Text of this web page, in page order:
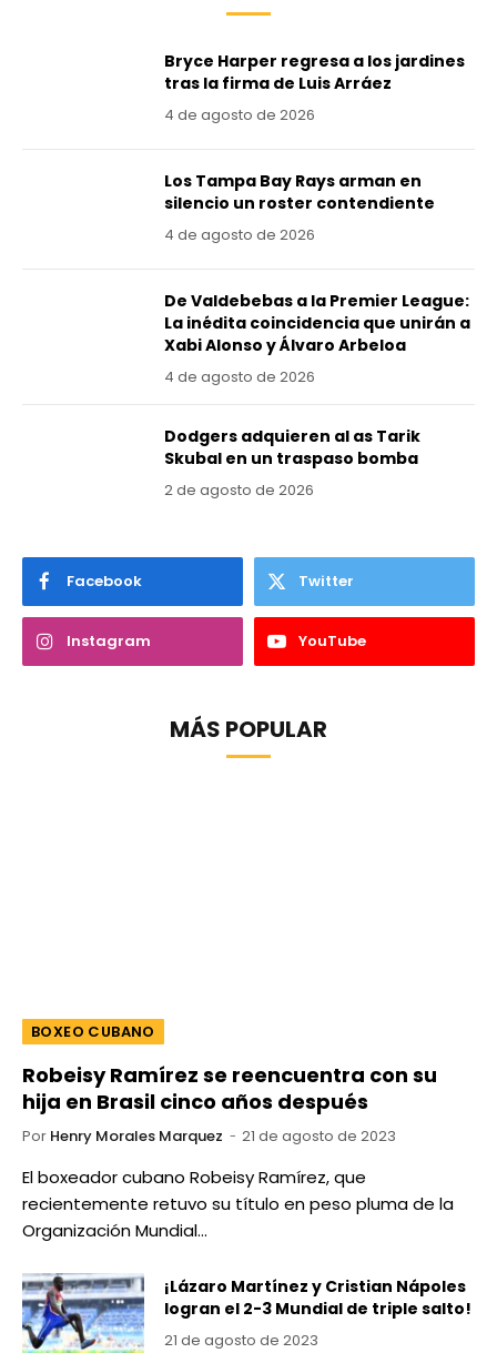
Bryce Harper regresa a los jardines
tras la firma de Luis Arráez
4 de agosto de 2026
Los Tampa Bay Rays arman en
silencio un roster contendiente
4 de agosto de 2026
De Valdebebas a la Premier League:
La inédita coincidencia que unirán a
Xabi Alonso y Álvaro Arbeloa
4 de agosto de 2026
Dodgers adquieren al as Tarik
Skubal en un traspaso bomba
2 de agosto de 2026
Facebook Twitter
Instagram YouTube
MÁS POPULAR
BOXEO CUBANO
Robeisy Ramírez se reencuentra con su
hija en Brasil cinco años después
Por Henry Morales Marquez 21 de agosto de 2023
El boxeador cubano Robeisy Ramírez, que
recientemente retuvo su título en peso pluma de la
Organización Mundial…
¡Lázaro Martínez y Cristian Nápoles
logran el 2-3 Mundial de triple salto!
21 de agosto de 2023